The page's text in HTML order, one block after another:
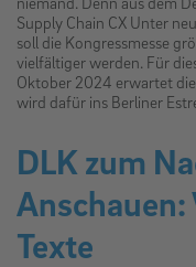
Supply Chain CX Unter
soll die Kongressmesse
vielfältiger werden. Für
Oktober 2024 erwartet
wird dafür ins Berliner
DLK zum
Anschauen:
Texte